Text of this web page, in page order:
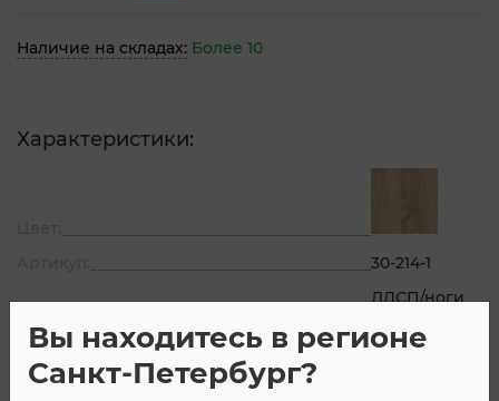
Наличие на складах: Более 10
Характеристики:
30-214-1
ЛДСП/ноги
Страна производитель:
Все характеристики
Вы находитесь в регионе
Санкт-Петербург?